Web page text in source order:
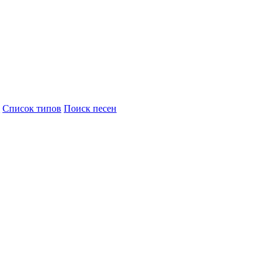
Cписок типов Поиск песен